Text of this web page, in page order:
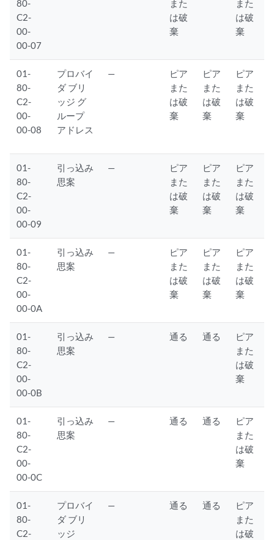
80-
C2-
00-
00-07
また
は破
棄
また
は破
棄
01-
80-
C2-
00-
00-08
プロバイ
ダ ブリ
ッジ グ
ループ
アドレス
—
ピア
また
は破
棄
ピア
また
は破
棄
ピア
また
は破
棄
01-
80-
C2-
00-
00-09
引っ込み
思案
—
ピア
また
は破
棄
ピア
また
は破
棄
ピア
また
は破
棄
01-
80-
C2-
00-
00-0A
引っ込み
思案
—
ピア
また
は破
棄
ピア
また
は破
棄
ピア
また
は破
棄
01-
80-
C2-
00-
00-0B
引っ込み
思案
— 通る 通る
ピア
また
は破
棄
01-
80-
C2-
00-
00-0C
引っ込み
思案
— 通る 通る
ピア
また
は破
棄
01-
80-
C2-
プロバイ
ダ ブリ
ッジ
— 通る 通る
ピア
また
は破